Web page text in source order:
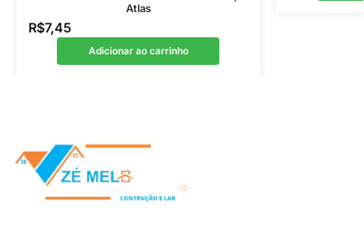
Atlas
R$7,45
Adicionar ao carrinho